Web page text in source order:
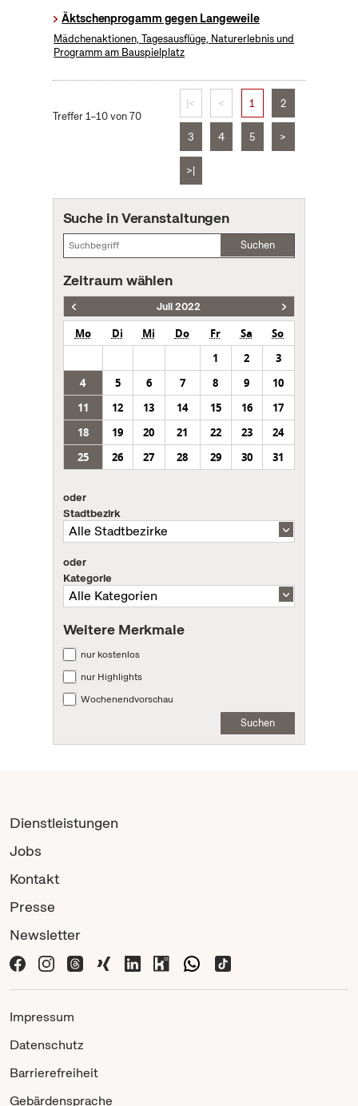
Äktschenprogamm gegen Langeweile
Mädchenaktionen, Tagesausflüge, Naturerlebnis und
Programm am Bauspielplatz
Treffer 1–10 von 70
|< < 1 2
3 4 5 >
>|
Suche in Veranstaltungen
Suchen
Zeitraum wählen
Juli 2022
Mo Di Mi Do Fr Sa
So
1
2
3
4
5 6 7 8 9
10
11
12 13 14 15 16
17
18
19 20 21 22 23
24
25
26 27 28 29 30 31
oder
Stadtbezirk
oder
Kategorie
Weitere Merkmale
nur kostenlos
nur Highlights
Wochenendvorschau
Suchen
Dienstleistungen
Jobs
Kontakt
Presse
Newsletter
Impressum
Datenschutz
Barrierefreiheit
Gebärdensprache